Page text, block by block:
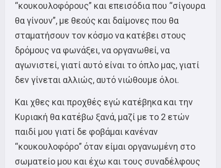
“κουκουλοφόρους” και επεισόδια που “σίγουρα
θα γίνουν”, με θεούς και δαίμονες που θα
σταματήσουν τον κόσμο να κατέβει στους
δρόμους να φωνάξει, να οργανωθεί, να
αγωνιστεί, γιατί αυτό είναι το όπλο μας, γιατί
δεν γίνεται αλλιώς, αυτό νιώθουμε όλοι.
Και χθες και προχθές εγώ κατέβηκα και την
Κυριακή θα κατέβω ξανά, μαζί με το 2 ετών
παιδί μου γιατί δε φοβάμαι κανέναν
“κουκουλοφόρο” όταν είμαι οργανωμένη στο
σωματείο μου και έχω και τους συναδέλφους